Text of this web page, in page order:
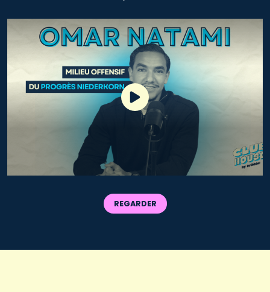
REGARDER